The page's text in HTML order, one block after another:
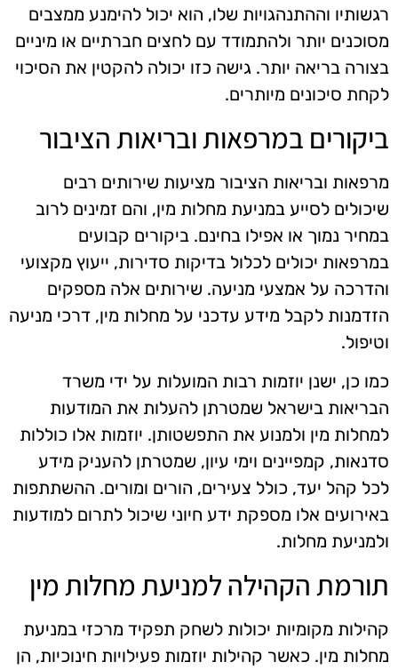
רגשותיו וההתנהגויות שלו, הוא יכול להימנע ממצבים
מסוכנים יותר ולהתמודד עם לחצים חברתיים או מיניים
בצורה בריאה יותר. גישה כזו יכולה להקטין את הסיכוי
לקחת סיכונים מיותרים.
ביקורים במרפאות ובריאות הציבור
מרפאות ובריאות הציבור מציעות שירותים רבים
שיכולים לסייע במניעת מחלות מין, והם זמינים לרוב
במחיר נמוך או אפילו בחינם. ביקורים קבועים
במרפאות יכולים לכלול בדיקות סדירות, ייעוץ מקצועי
והדרכה על אמצעי מניעה. שירותים אלה מספקים
הזדמנות לקבל מידע עדכני על מחלות מין, דרכי מניעה
וטיפול.
כמו כן, ישנן יוזמות רבות המועלות על ידי משרד
הבריאות בישראל שמטרתן להעלות את המודעות
למחלות מין ולמנוע את התפשטותן. יוזמות אלו כוללות
סדנאות, קמפיינים וימי עיון, שמטרתן להעניק מידע
לכל קהל יעד, כולל צעירים, הורים ומורים. ההשתתפות
באירועים אלו מספקת ידע חיוני שיכול לתרום למודעות
ולמניעת מחלות.
תורמת הקהילה למניעת מחלות מין
קהילות מקומיות יכולות לשחק תפקיד מרכזי במניעת
מחלות מין. כאשר קהילות יוזמות פעילויות חינוכיות, הן